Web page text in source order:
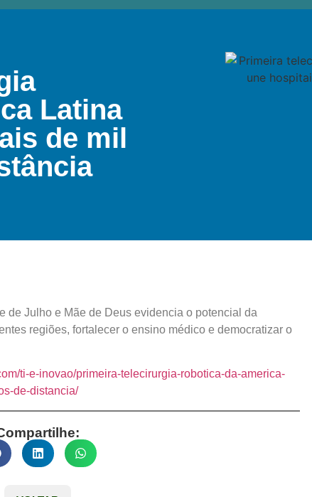
Latina
de mil
de Julho e Mãe de Deus evidencia o potencial da
regiões, fortalecer o ensino médico e democratizar o
ti-e-inovao/primeira-telecirurgia-robotica-da-america-
de-distancia/